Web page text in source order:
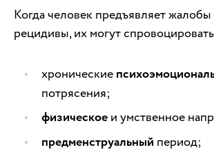
Когда человек предъявляет
рецидивы, их могут
хронические
потрясения;
физическое и умственное
предменструальный период;